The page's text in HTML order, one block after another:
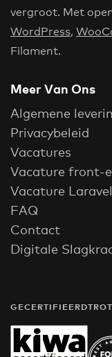
vergroot. Met
WordPress,
Filament.
Meer Van Ons
Algemene
Privacybeleid
Vacatures
Vacature front-
Vacature
FAQ
Contact
Digitale
GECERTIFIEERD